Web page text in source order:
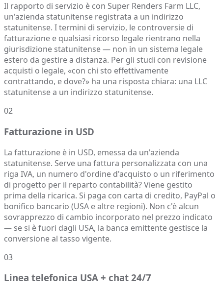
Il rapporto di servizio è con Super Renders Farm LLC,
un'azienda statunitense registrata a un indirizzo
statunitense. I termini di servizio, le controversie di
fatturazione e qualsiasi ricorso legale rientrano nella
giurisdizione statunitense — non in un sistema legale
estero da gestire a distanza. Per gli studi con revisione
acquisti o legale, «con chi sto effettivamente
contrattando, e dove?» ha una risposta chiara: una LLC
statunitense a un indirizzo statunitense.
02
Fatturazione in USD
La fatturazione è in USD, emessa da un'azienda
statunitense. Serve una fattura personalizzata con una
riga IVA, un numero d'ordine d'acquisto o un riferimento
di progetto per il reparto contabilità? Viene gestito
prima della ricarica. Si paga con carta di credito, PayPal o
bonifico bancario (USA e altre regioni). Non c'è alcun
sovrapprezzo di cambio incorporato nel prezzo indicato
— se si è fuori dagli USA, la banca emittente gestisce la
conversione al tasso vigente.
03
Linea telefonica USA + chat 24/7